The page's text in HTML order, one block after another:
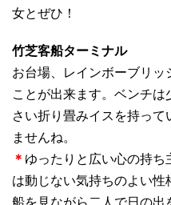
女とぜひ！
竹芝客船ターミナル
お台場、レインボーブリッ
ことが出来ます。ベンチ
さい折り畳みイスを持っ
ませんね。
＊ ゆったりと広い心の持
は動じない気持ちのよい